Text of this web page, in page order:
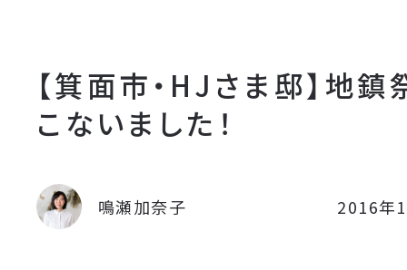
【箕面市・HJさま邸】地
こないました！
2016年
鳴瀬加奈子